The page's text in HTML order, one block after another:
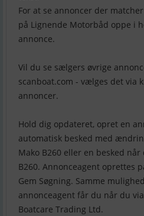
For at se annoncer der
på Lignende Motorbåd oppe i
annonce.
Vil du se sælgers øvrige
scanboat.com - vælges det via
annoncer.
Hold dig opdateret, opret en
automatisk besked med
Mako B260 eller en besked
B260. Annonceagent oprettes
Gem Søgning. Samme
annonceagent får du når du
Boatcare Trading Ltd.